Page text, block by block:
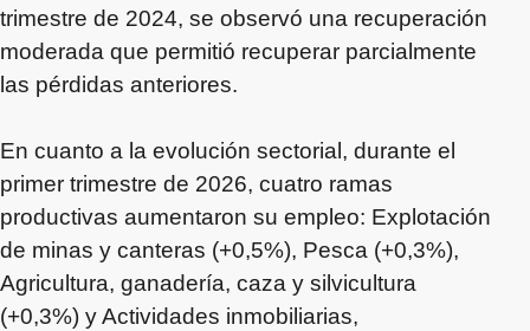
trimestre de 2024, se observó una recuperación
moderada que permitió recuperar parcialmente
las pérdidas anteriores.
En cuanto a la evolución sectorial, durante el
primer trimestre de 2026, cuatro ramas
productivas aumentaron su empleo: Explotación
de minas y canteras (+0,5%), Pesca (+0,3%),
Agricultura, ganadería, caza y silvicultura
(+0,3%) y Actividades inmobiliarias,